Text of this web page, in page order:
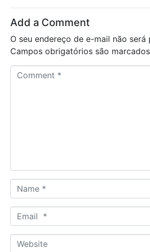
Add a Comment
O seu endereço de e-mail não será
Campos obrigatórios são
a
m
*
m
aW